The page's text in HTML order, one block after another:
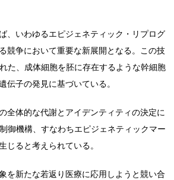
、いわゆるエピジェネティック・リプログ
競争において重要な新展開となる。この技
た、成体細胞を胚に存在するような幹細胞
伝子の発見に基づいている。
全体的な代謝とアイデンティティの決定に
御機構、すなわちエピジェネティックマー
じると考えられている。
を新たな若返り医療に応用しようと競い合